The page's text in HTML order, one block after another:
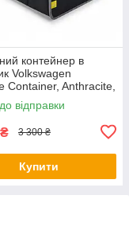
контейнер в
Volkswagen
Container, Anthracite,
5H0061104
відправки
₴ 3 300 ₴
Купити